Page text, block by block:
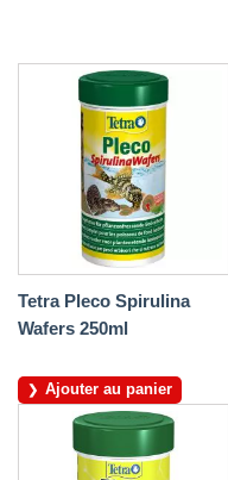
Tetra Pleco Spirulina
Wafers 250ml
Ajouter au panier